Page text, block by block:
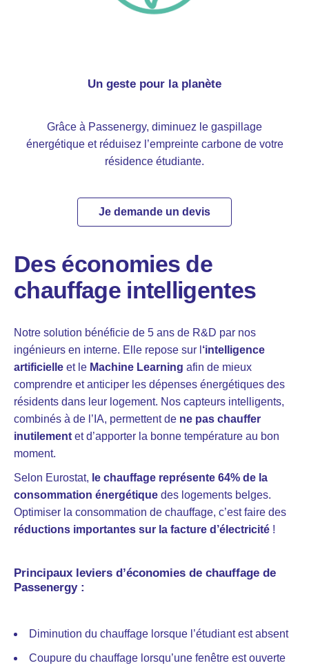
Un geste pour la planète
Grâce à Passenergy, diminuez le gaspillage
énergétique et réduisez l’empreinte carbone de votre
résidence étudiante.
Je demande un devis
Des économies de
chauffage intelligentes
Notre solution bénéficie de 5 ans de R&D par nos
ingénieurs en interne. Elle repose sur l ‘intelligence
artificielle et le Machine Learning afin de mieux
comprendre et anticiper les dépenses énergétiques des
résidents dans leur logement. Nos capteurs intelligents,
combinés à de l’IA, permettent de ne pas chauffer
inutilement et d’apporter la bonne température au bon
moment.
Selon Eurostat, le chauffage représente 64% de la
consommation énergétique des logements belges.
Optimiser la consommation de chauffage, c’est faire des
réductions importantes sur la facture d’électricité !
Principaux leviers d’économies de chauffage de
Passenergy :
Diminution du chauffage lorsque l’étudiant est absent
Coupure du chauffage lorsqu’une fenêtre est ouverte